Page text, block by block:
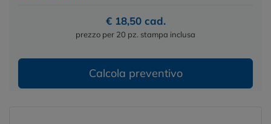
€ 18,50 cad.
prezzo per 20 pz. stampa inclusa
Calcola preventivo